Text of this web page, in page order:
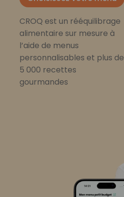
CROQ est un rééquilibrage
alimentaire sur mesure à
l’aide de menus
personnalisables et plus de
5 000 recettes
gourmandes